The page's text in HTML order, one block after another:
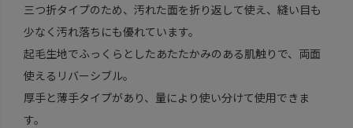
三つ折タイプのため、汚れた面を折り返して使え、縫い目も
少なく汚れ落ちにも優れています。
起毛生地でふっくらとしたあたたかみのある肌触りで、両面
使えるリバーシブル。
厚手と薄手タイプがあり、量により使い分けて使用できま
す。